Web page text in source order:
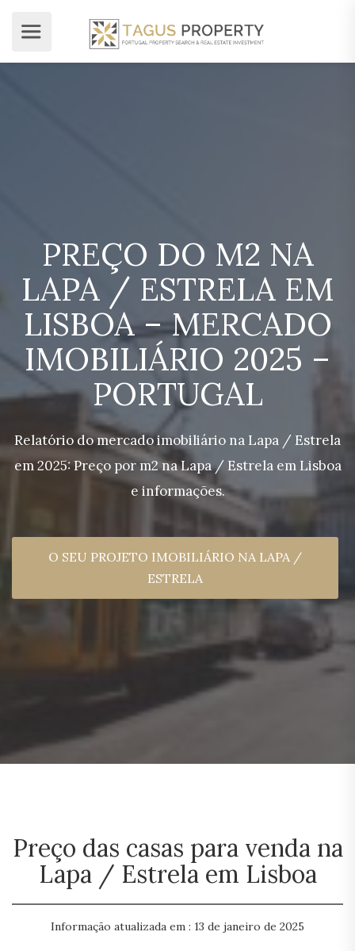
PREÇO DO M2 NA
LAPA / ESTRELA EM
LISBOA – MERCADO
IMOBILIÁRIO 2025 –
PORTUGAL
Relatório do mercado imobiliário na Lapa / Estrela
em 2025: Preço por m2 na Lapa / Estrela em Lisboa
e informações.
O SEU PROJETO IMOBILIÁRIO NA LAPA /
ESTRELA
Preço das casas para venda na
Lapa / Estrela em Lisboa
Informação atualizada em : 13 de janeiro de 2025